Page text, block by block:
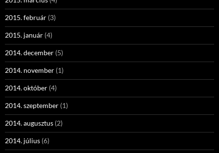
2015. február (3)
2015. január (4)
2014. december (5)
2014. november (1)
2014. október (4)
2014. szeptember (1)
2014. augusztus (2)
2014. július (6)